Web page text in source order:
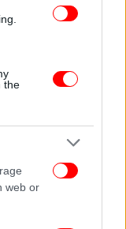
the
web or
την
χώρου της
τελικά, κάθε
τον φθόνο που
Ένα